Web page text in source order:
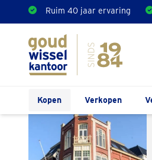
Ruim 40 jaar ervaring
Kopen Verkopen